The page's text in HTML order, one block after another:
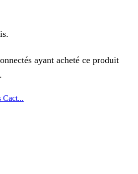
ayant acheté ce produit
Cact...